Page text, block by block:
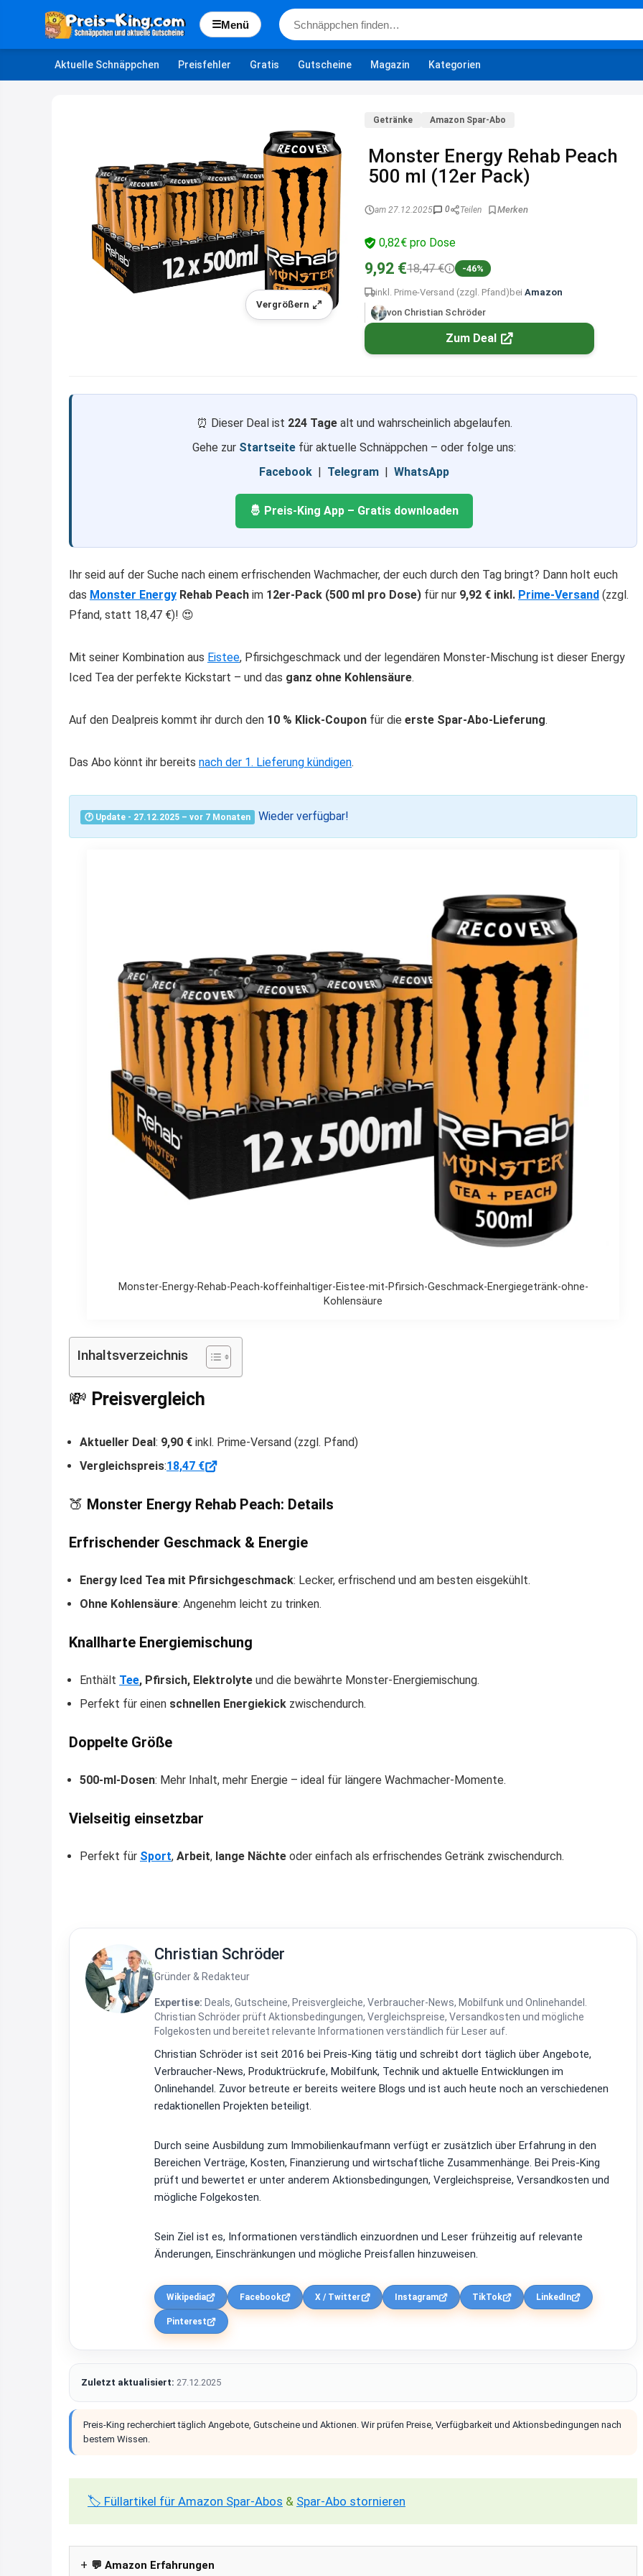
☰Menü
Aktuelle Schnäppchen Preisfehler Gratis Gutscheine Magazin Kategorien
Vergrößern
Getränke Amazon Spar-Abo
Monster Energy Rehab Peach
500 ml (12er Pack)
am 27.12.2025 0 Teilen
0,82€ pro Dose
9,92 €18,47 € -46%
inkl. Prime-Versand (zzgl. Pfand) bei Amazon
von Christian Schröder
Zum Deal
⏰ Dieser Deal ist 224 Tagealt und wahrscheinlich abgelaufen.
Gehe zur Startseite für aktuelle Schnäppchen – oder folge uns:
Facebook | Telegram | WhatsApp
🤴 Preis-King App – Gratis downloaden
Ihr seid auf der Suche nach einem erfrischenden Wachmacher, der euch durch den Tag bringt? Dann holt euch
das Monster Energy Rehab Peach im 12er-Pack (500 ml pro Dose) für nur 9,92 € inkl. Prime-Versand (zzgl.
Pfand, statt 18,47 €)! 😍
Mit seiner Kombination aus Eistee, Pfirsichgeschmack und der legendären Monster-Mischung ist dieser Energy
Iced Tea der perfekte Kickstart – und das ganz ohne Kohlensäure.
Auf den Dealpreis kommt ihr durch den 10 % Klick-Coupon für die erste Spar-Abo-Lieferung.
Das Abo könnt ihr bereits nach der 1. Lieferung kündigen.
🕐 Update - 27.12.2025 – vor 7 Monaten Wieder verfügbar!
Monster-Energy-Rehab-Peach-koffeinhaltiger-Eistee-mit-Pfirsich-Geschmack-Energiegetränk-ohne-
Kohlensäure
Inhaltsverzeichnis
💸 Preisvergleich
Aktueller Deal : 9,90 € inkl. Prime-Versand (zzgl. Pfand)
Vergleichspreis:18,47 €
🍑 Monster Energy Rehab Peach: Details
Erfrischender Geschmack & Energie
Energy Iced Tea mit Pfirsichgeschmack: Lecker, erfrischend und am besten eisgekühlt.
Ohne Kohlensäure: Angenehm leicht zu trinken.
Knallharte Energiemischung
Enthält Tee, Pfirsich, Elektrolyte und die bewährte Monster-Energiemischung.
Perfekt für einen schnellen Energiekick zwischendurch.
Doppelte Größe
500-ml-Dosen: Mehr Inhalt, mehr Energie – ideal für längere Wachmacher-Momente.
Vielseitig einsetzbar
Perfekt für Sport, Arbeit, lange Nächte oder einfach als erfrischendes Getränk zwischendurch.
Christian Schröder
Gründer & Redakteur
Expertise: Deals, Gutscheine, Preisvergleiche, Verbraucher-News, Mobilfunk und Onlinehandel.
Christian Schröder prüft Aktionsbedingungen, Vergleichspreise, Versandkosten und mögliche
Folgekosten und bereitet relevante Informationen verständlich für Leser auf.
Christian Schröder ist seit 2016 bei Preis-King tätig und schreibt dort täglich über Angebote,
Verbraucher-News, Produktrückrufe, Mobilfunk, Technik und aktuelle Entwicklungen im
Onlinehandel. Zuvor betreute er bereits weitere Blogs und ist auch heute noch an verschiedenen
redaktionellen Projekten beteiligt.
Durch seine Ausbildung zum Immobilienkaufmann verfügt er zusätzlich über Erfahrung in den
Bereichen Verträge, Kosten, Finanzierung und wirtschaftliche Zusammenhänge. Bei Preis-King
prüft und bewertet er unter anderem Aktionsbedingungen, Vergleichspreise, Versandkosten und
mögliche Folgekosten.
Sein Ziel ist es, Informationen verständlich einzuordnen und Leser frühzeitig auf relevante
Änderungen, Einschränkungen und mögliche Preisfallen hinzuweisen.
Wikipedia Facebook X / Twitter Instagram TikTok LinkedIn
Pinterest
Zuletzt aktualisiert: 27.12.2025
Preis-King recherchiert täglich Angebote, Gutscheine und Aktionen. Wir prüfen Preise, Verfügbarkeit und Aktionsbedingungen nach
bestem Wissen.
🏷️ Füllartikel für Amazon Spar-Abos & Spar-Abo stornieren
💬 Amazon Erfahrungen